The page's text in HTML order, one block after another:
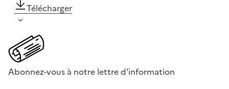
Télécharger
Abonnez-vous à notre lettre d'information